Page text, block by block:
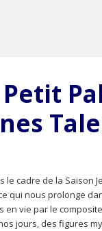
le cadre de la Saison
qui nous prolonge
en vie par le
jours, des figures